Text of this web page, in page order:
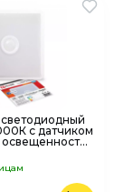
с датчиком